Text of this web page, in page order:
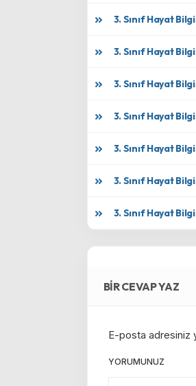
3. Sınıf Hayat
3. Sınıf Hayat
3. Sınıf Hayat
3. Sınıf Hayat
3. Sınıf Hayat
3. Sınıf Hayat
3. Sınıf Hayat
BIR CEVAP YAZ
E-posta adresiniz
YORUMUNUZ